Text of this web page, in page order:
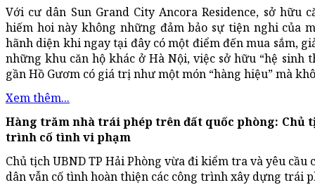
Với cư dân Sun Grand City Ancora Residence, sở hữu
hiếm hoi này không những đảm bảo sự tiện nghi của
hãnh diện khi ngay tại đây có một điểm đến mua sắm,
những khu căn hộ khác ở Hà Nội, việc sở hữu “hệ
gần Hồ Gươm có giá trị như một món “hàng hiệu” mà
Xem thêm...
Hàng trăm nhà trái phép trên đất quốc phòng: Chủ
trình cố tình vi phạm
Chủ tịch UBND TP Hải Phòng vừa đi kiểm tra và yêu
dân vẫn cố tình hoàn thiện các công trình xây dựng trái